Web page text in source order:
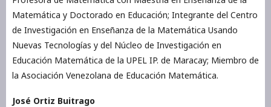
Matemática y Doctorado en Educación; Integrante del Centro
de Investigación en Enseñanza de la Matemática Usando
Nuevas Tecnologías y del Núcleo de Investigación en
Educación Matemática de la UPEL IP. de Maracay; Miembro de
la Asociación Venezolana de Educación Matemática.
José Ortiz Buitrago